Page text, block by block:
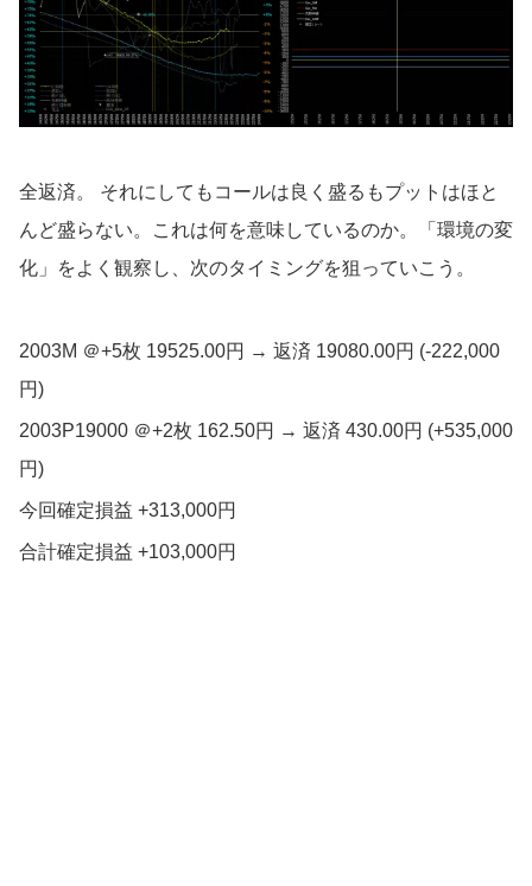
全返済。 それにしてもコールは良く盛るもプットはほと
んど盛らない。これは何を意味しているのか。「環境の変
化」をよく観察し、次のタイミングを狙っていこう。
2003M ＠+5枚 19525.00円 → 返済 19080.00円 (-222,000
円)
2003P19000 ＠+2枚 162.50円 → 返済 430.00円 (+535,000
円)
今回確定損益 +313,000円
合計確定損益 +103,000円